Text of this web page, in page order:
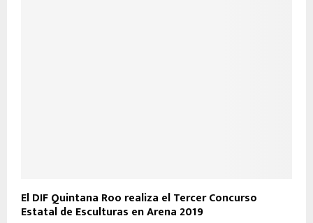
El DIF Quintana Roo realiza el Tercer Concurso
Estatal de Esculturas en Arena 2019